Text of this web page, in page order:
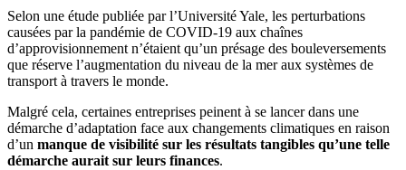
Selon une étude publiée par l’Université Yale, les perturbations
causées par la pandémie de COVID-19 aux chaînes
d’approvisionnement n’étaient qu’un présage des bouleversements
que réserve l’augmentation du niveau de la mer aux systèmes de
transport à travers le monde.
Malgré cela, certaines entreprises peinent à se lancer dans une
démarche d’adaptation face aux changements climatiques en raison
d’un manque de visibilité sur les résultats tangibles qu’une telle
démarche aurait sur leurs finances.